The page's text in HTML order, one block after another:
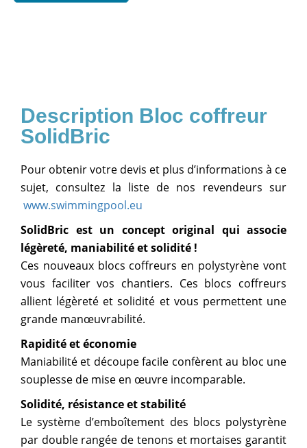
Bloc coffreur
SolidBric
Pour obtenir votre devis et plus d’informations à ce
sujet, consultez la liste de nos revendeurs sur
www.swimmingpool.eu
SolidBric est un concept original qui associe
légèreté, maniabilité et solidité !
Ces nouveaux blocs coffreurs en polystyrène vont
vous faciliter vos chantiers. Ces blocs coffreurs
allient légèreté et solidité et vous permettent une
grande manœuvrabilité.
Rapidité et économie
Maniabilité et découpe facile confèrent au bloc une
souplesse de mise en œuvre incomparable.
Solidité, résistance et stabilité
Le système d’emboîtement des blocs polystyrène
par double rangée de tenons et mortaises garantit